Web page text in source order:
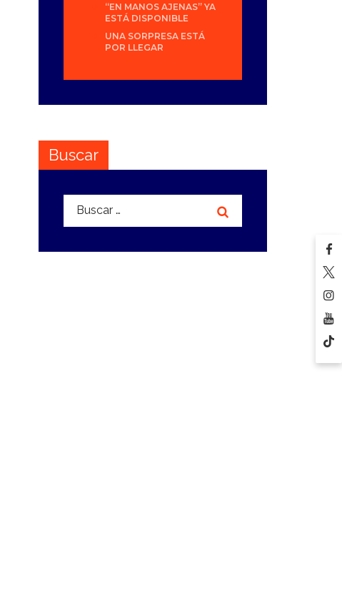
“EN MANOS AJENAS” YA
ESTÁ DISPONIBLE
UNA SORPRESA ESTÁ
POR LLEGAR
Buscar
Buscar: